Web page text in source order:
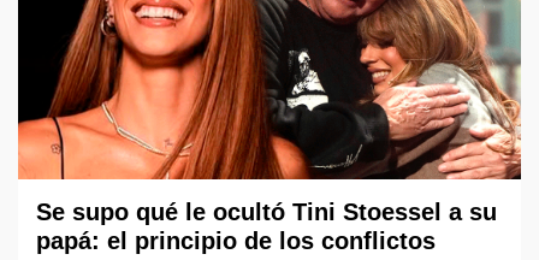
Se supo qué le ocultó Tini Stoessel a su
papá: el principio de los conflictos